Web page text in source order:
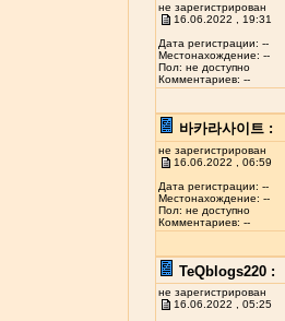
не зарегистрирован
16.06.2022 , 19:31
Дата регистрации: --
Местонахождение: --
Пол: не доступно
Комментариев: --
바카라사이트 :
не зарегистрирован
16.06.2022 , 06:59
Дата регистрации: --
Местонахождение: --
Пол: не доступно
Комментариев: --
TeQblogs220 :
не зарегистрирован
16.06.2022 , 05:25